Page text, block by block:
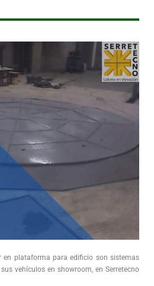
en plataforma para edificio son sistemas
vehículos en showroom, en Serretecno